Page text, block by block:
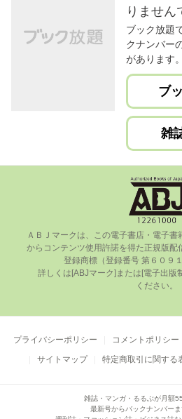
りません
ブック放題
クナンバー
があります。
ブ
雑
ＡＢＪマークは、この電⼦書店・電⼦
からコンテンツ使⽤許諾を得た正規版配
登録商標（登録番号 第６０９
ください。
プライバシーポリシー コメントポリシー
サイトマップ
特定商取引に関する
雑誌・マンガ・るるぶが月額
最新号からバックナンバーま